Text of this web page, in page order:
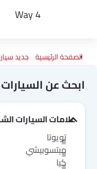
4 Way
الصفحة الرئيسية جديد
ابحث عن
علامات السيارات
تويوتا
ميتسوبيشي
كيا